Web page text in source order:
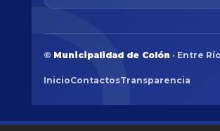
© Municipalidad de Colón · Entre
InicioContactosTransparencia